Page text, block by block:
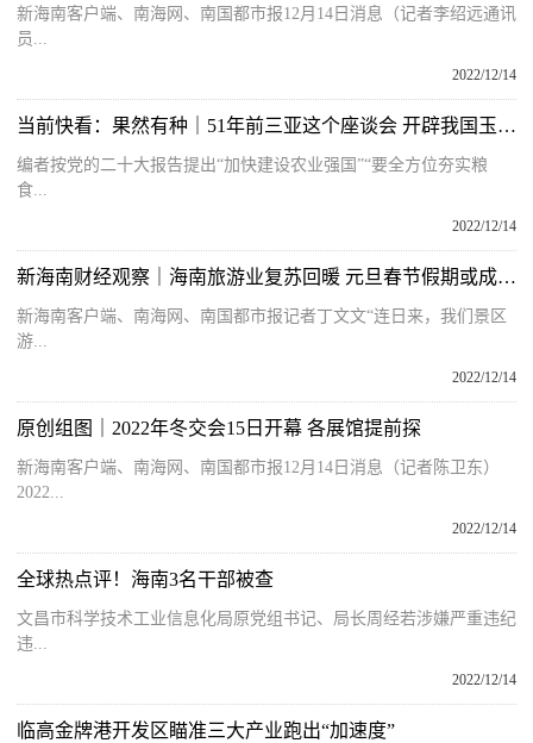
新海南客户端、南海网、南国都市报12月14日消息（记者李绍远通讯
员...
2022/12/14
当前快看：果然有种｜51年前三亚这个座谈会 开辟我国玉米单交种选育和应用新篇章
编者按党的二十大报告提出“加快建设农业强国”“要全方位夯实粮
食...
2022/12/14
新海南财经观察｜海南旅游业复苏回暖 元旦春节假期或成转折点？
新海南客户端、南海网、南国都市报记者丁文文“连日来，我们景区
游...
2022/12/14
原创组图｜2022年冬交会15日开幕 各展馆提前探
新海南客户端、南海网、南国都市报12月14日消息（记者陈卫东）
2022...
2022/12/14
全球热点评！海南3名干部被查
文昌市科学技术工业信息化局原党组书记、局长周经若涉嫌严重违纪
违...
2022/12/14
临高金牌港开发区瞄准三大产业跑出“加速度”